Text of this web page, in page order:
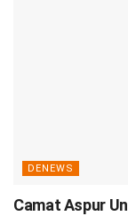
DENEWS
Camat Aspur